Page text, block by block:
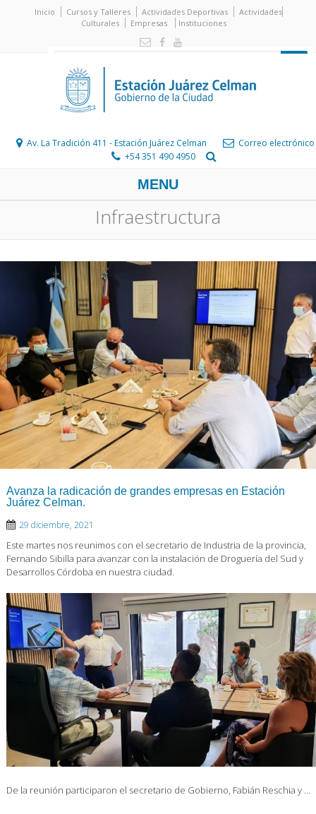
Inicio Cursos y Talleres Actividades Deportivas
Actividades
Culturales
Empresas Instituciones
Av. La Tradición 411 - Estación Juárez Celman
Correo electrónico
+54 351 490 4950
MENU
Infraestructura
Avanza la radicación de grandes empresas en Estación
Juárez Celman.
29 diciembre, 2021
Este martes nos reunimos con el secretario de Industria de la provincia,
Fernando Sibilla para avanzar con la instalación de Droguería del Sud y
Desarrollos Córdoba en nuestra ciudad.
De la reunión participaron el secretario de Gobierno, Fabián Reschia y …